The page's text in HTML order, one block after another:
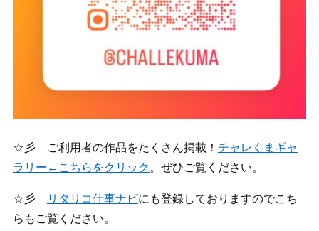
☆彡 ご利用者の作品をたくさん掲載！ チャレくまギャ
ラリー←こちらをクリック 。ぜひご覧ください。
☆彡 リタリコ仕事ナビにも登録しておりますのでこち
らもご覧ください。